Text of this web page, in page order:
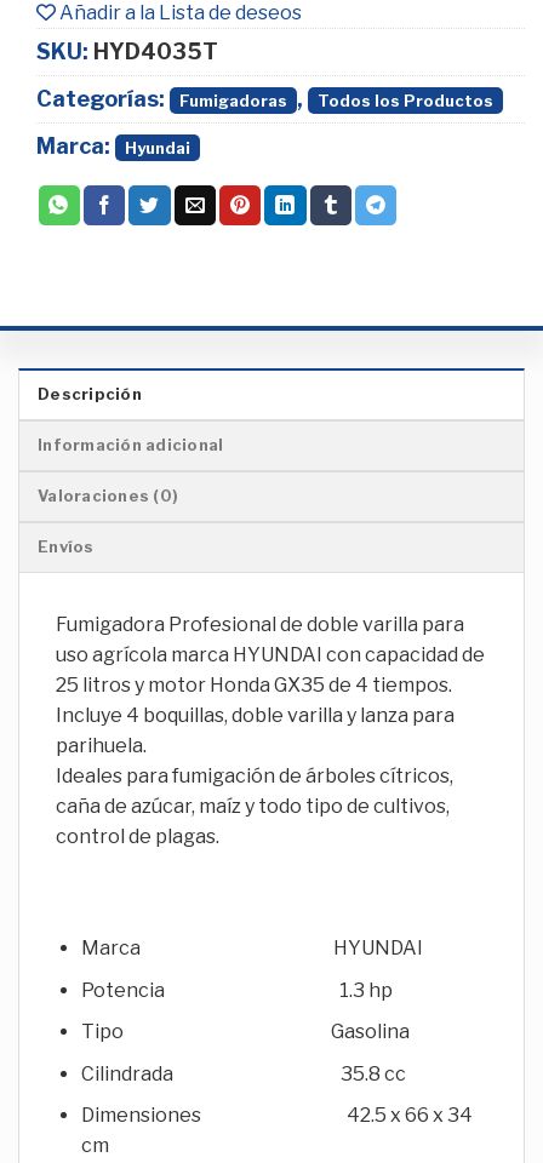
Añadir a la Lista de deseos
SKU: HYD4035T
Categorías:
Fumigadoras , Todos los Productos
Marca: Hyundai
Descripción
Información adicional
Valoraciones (0)
Envíos
Fumigadora Profesional de doble varilla para
uso agrícola marca HYUNDAI con capacidad de
25 litros y motor Honda GX35 de 4 tiempos.
Incluye 4 boquillas, doble varilla y lanza para
parihuela.
Ideales para fumigación de árboles cítricos,
caña de azúcar, maíz y todo tipo de cultivos,
control de plagas.
Marca HYUNDAI
Potencia 1.3 hp
Tipo Gasolina
Cilindrada 35.8 cc
Dimensiones 42.5 x 66 x 34
cm